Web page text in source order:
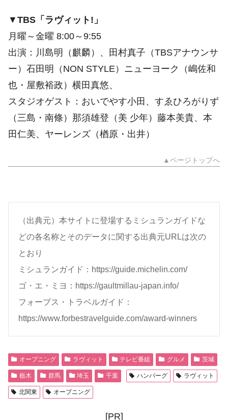
▼ TBS「ラヴィット!」
月曜～金曜 8:00～9:55
出演：川島明（麒麟）、田村真子（TBSアナウンサ
ー）石田明（NON STYLE）ニューヨーク（嶋佐和
也・屋敷裕政）横田真悠、
スタジオゲスト：おいでやす小田、すゑひろがりず
（三島・南條）那須雄登（美 少年）藤本美貴、本
田仁美、ヤーレンズ（楢原・出井）
▲ページトップへ
（出典元）本サイトに登場するミシュランガイドな
どの各名称とそのデータに関する出典元URLは次の
とおり
ミシュランガイド：https://guide.michelin.com/
ゴ・エ・ミヨ：https://gaultmillau-japan.info/
フォーブス・トラベルガイド：
https://www.forbestravelguide.com/award-winners
オープニング ラヴィット テレビ番組 グルメ 茨城
栃木 群馬 埼玉 千葉 ハンバーグ ラヴィット
北関東 オープニング
[PR]